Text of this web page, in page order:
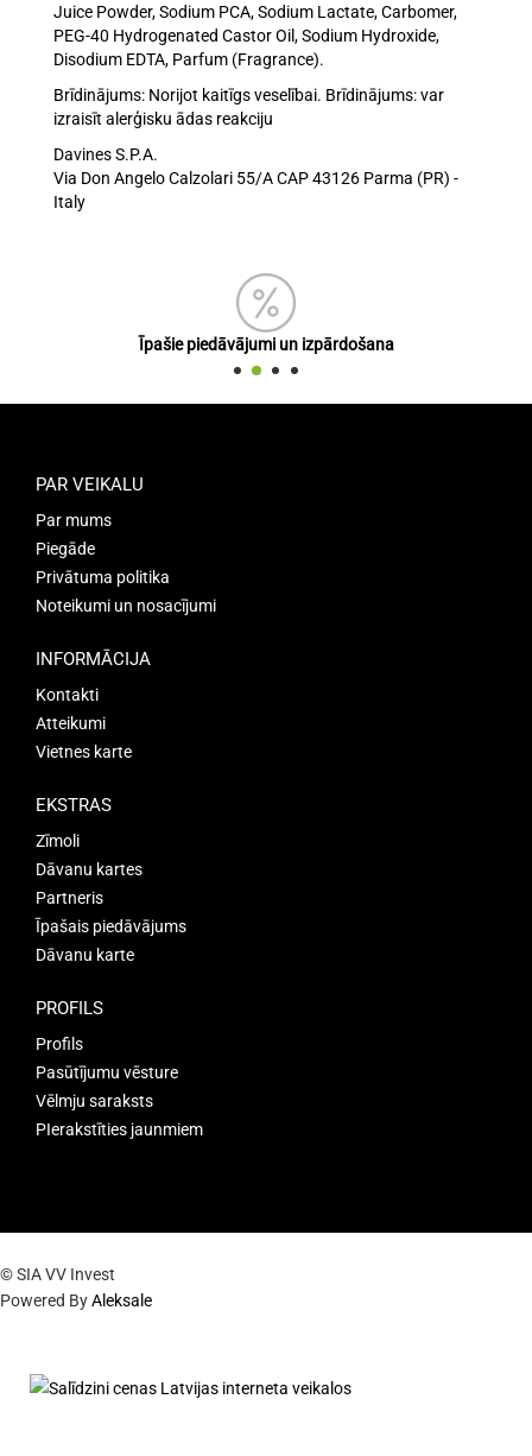
Juice Powder, Sodium PCA, Sodium Lactate, Carbomer,
PEG-40 Hydrogenated Castor Oil, Sodium Hydroxide,
Disodium EDTA, Parfum (Fragrance).
Brīdinājums: Norijot kaitīgs veselībai. Brīdinājums: var
izraisīt alerģisku ādas reakciju
Davines S.P.A.
Via Don Angelo Calzolari 55/A CAP 43126 Parma (PR) -
Italy
Īpašie piedāvājumi un izpārdošana
PAR VEIKALU
Par mums
Piegāde
Privātuma politika
Noteikumi un nosacījumi
INFORMĀCIJA
Kontakti
Atteikumi
Vietnes karte
EKSTRAS
Zīmoli
Dāvanu kartes
Partneris
Īpašais piedāvājums
Dāvanu karte
PROFILS
Profils
Pasūtījumu vēsture
Vēlmju saraksts
PIerakstīties jaunmiem
© SIA VV Invest
Powered ByAleksale